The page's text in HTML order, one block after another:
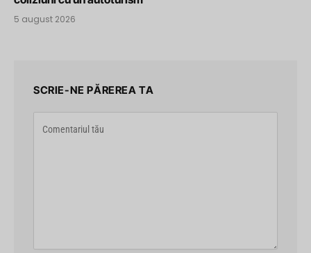
5 august 2026
SCRIE-NE PĂREREA TA